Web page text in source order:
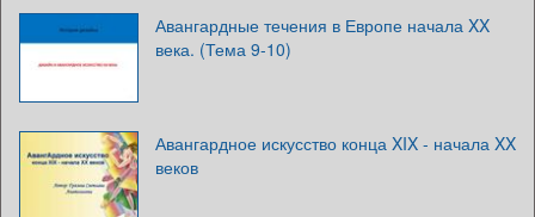
Авангардные течения в Европе начала XX
века. (Тема 9-10)
Авангардное искусство конца XIX - начала XX
веков